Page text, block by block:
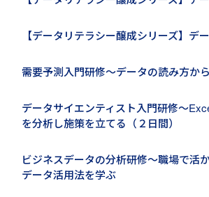
【データリテラシー醸成シリーズ】デ
需要予測入門研修～データの読み方か
データサイエンティスト入門研修～
を分析し施策を立てる（２日間）
ビジネスデータの分析研修～職場で活
データ活用法を学ぶ